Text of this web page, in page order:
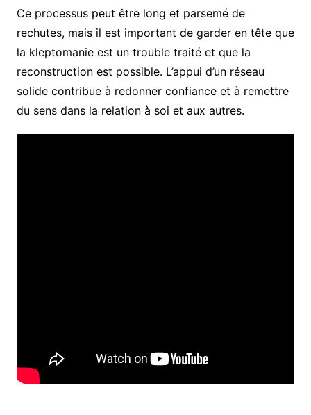
Ce processus peut être long et parsemé de
rechutes, mais il est important de garder en tête que
la kleptomanie est un trouble traité et que la
reconstruction est possible. L’appui d’un réseau
solide contribue à redonner confiance et à remettre
du sens dans la relation à soi et aux autres.